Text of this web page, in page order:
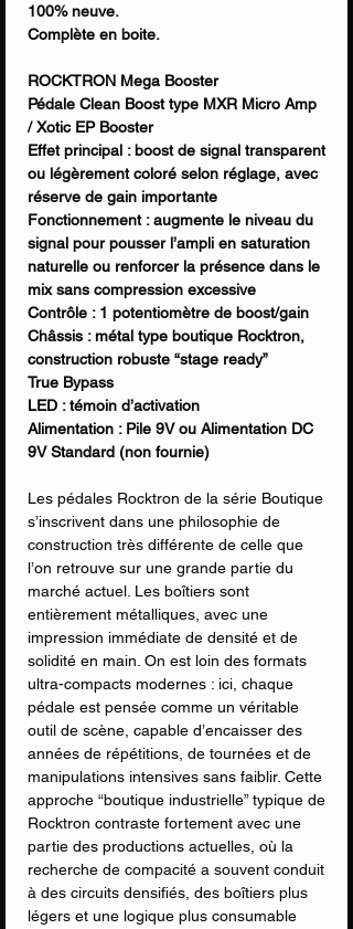
100% neuve.
Complète en boite.
ROCKTRON Mega Booster
Pédale Clean Boost type MXR Micro Amp
/ Xotic EP Booster
Effet principal : boost de signal transparent
ou légèrement coloré selon réglage, avec
réserve de gain importante
Fonctionnement : augmente le niveau du
signal pour pousser l’ampli en saturation
naturelle ou renforcer la présence dans le
mix sans compression excessive
Contrôle : 1 potentiomètre de boost/gain
Châssis : métal type boutique Rocktron,
construction robuste “stage ready”
True Bypass
LED : témoin d’activation
Alimentation : Pile 9V ou Alimentation DC
9V Standard (non fournie)
Les pédales Rocktron de la série Boutique
s’inscrivent dans une philosophie de
construction très différente de celle que
l’on retrouve sur une grande partie du
marché actuel. Les boîtiers sont
entièrement métalliques, avec une
impression immédiate de densité et de
solidité en main. On est loin des formats
ultra-compacts modernes : ici, chaque
pédale est pensée comme un véritable
outil de scène, capable d’encaisser des
années de répétitions, de tournées et de
manipulations intensives sans faiblir. Cette
approche “boutique industrielle” typique de
Rocktron contraste fortement avec une
partie des productions actuelles, où la
recherche de compacité a souvent conduit
à des circuits densifiés, des boîtiers plus
légers et une logique plus consumable